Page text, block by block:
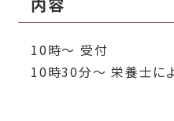
内容
10時～ 受付
10時30分～ 栄養士に